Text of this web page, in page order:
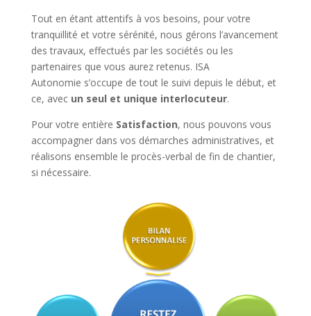
Tout en étant attentifs à vos besoins, pour votre
tranquillité et votre sérénité, nous gérons l’avancement
des travaux, effectués par les sociétés ou les
partenaires que vous aurez retenus. ISA
Autonomie s’occupe de tout le suivi depuis le début, et
ce, avec un seul et unique interlocuteur.
Pour votre entière Satisfaction, nous pouvons vous
accompagner dans vos démarches administratives, et
réalisons ensemble le procès-verbal de fin de chantier,
si nécessaire.